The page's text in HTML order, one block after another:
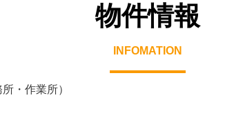
物件情報
INFOMATION
・作業所）